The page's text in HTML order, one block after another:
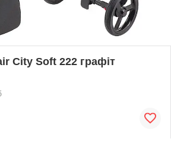
City Soft 222 графіт